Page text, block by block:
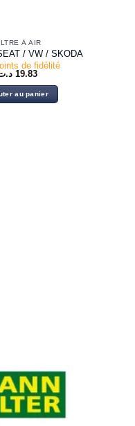
À AIR
/ VW / SKODA
de fidélité
19.83
au panier